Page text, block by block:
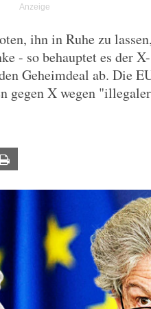
ihn in Ruhe zu
- so behauptet es der X-
Geheimdeal ab. Die
gegen X wegen